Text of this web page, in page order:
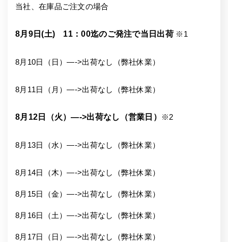
当社、在庫品ご注文の場合
8月9日(土) 11：00迄のご発注で当日出荷 ※1
8月10日（日）—->出荷なし（弊社休業）
8月11日（月）—->出荷なし（弊社休業）
8月12日（火）—->出荷なし（営業日） ※2
8月13日（水）—->出荷なし（弊社休業）
8月14日（木）—->出荷なし（弊社休業）
8月15日（金）—->出荷なし（弊社休業）
8月16日（土）—->出荷なし（弊社休業）
8月17日（日）—->出荷なし（弊社休業）